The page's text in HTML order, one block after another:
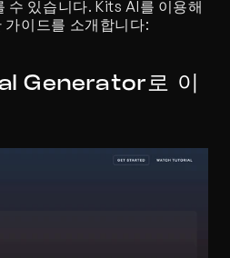
수 있습니다. Kits AI를 이용해
가이드를 소개합니다:
Generator로 이